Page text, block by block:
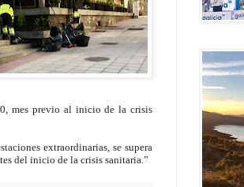
mes previo al inicio de la crisis
extraordinarias, se supera
del inicio de la crisis sanitaria.”